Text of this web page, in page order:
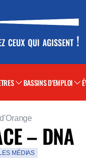
BASSINS D'EMPLOI
– DNA
MÉDIAS